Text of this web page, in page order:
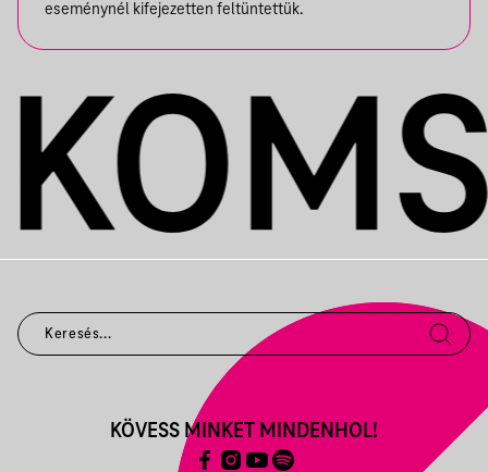
eseménynél kifejezetten feltüntettük.
KÖVESS MINKET MINDENHOL!